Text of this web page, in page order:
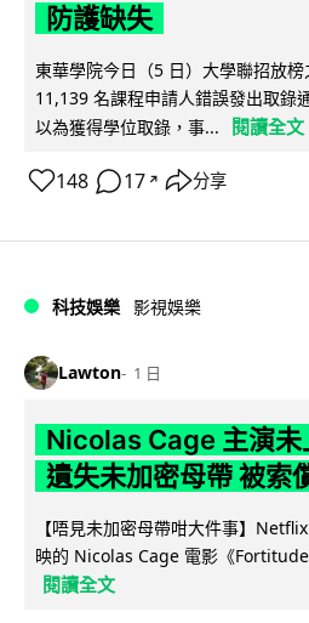
防護缺失
東華學院今日（5 日）大學聯招放
11,139 名課程申請人錯誤發出取錄
以為獲得學位取錄，事...
閱讀全文
148 17 ↗ 分享
科技娛樂 影視娛樂
Lawton 1 日
Nicolas Cage 主演
遺失未加密母帶 被索
【唔見未加密母帶咁大件事】
映的 Nicolas Cage 電影《
閱讀全文